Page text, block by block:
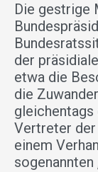
Die gestrige
der
etwa die
die
Vertreter
einem
sogenannten